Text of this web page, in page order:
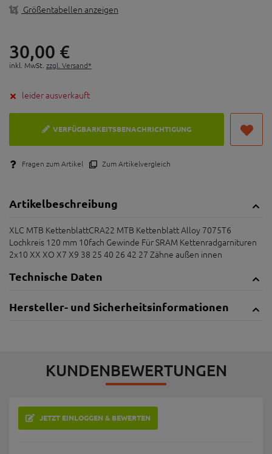
Größentabellen anzeigen
30,00 €
inkl. MwSt. zzgl. Versand*
leider ausverkauft
VERFÜGBARKEITSBENACHRICHTIGUNG
Fragen zum Artikel Zum Artikelvergleich
Artikelbeschreibung
XLC MTB KettenblattCRA22 MTB Kettenblatt Alloy 7075T6
Lochkreis 120 mm 10fach Gewinde Für SRAM Kettenradgarnituren
2x10 XX XO X7 X9 38 25 40 26 42 27 Zähne außen innen
Technische Daten
Hersteller- und Sicherheitsinformationen
KUNDENBEWERTUNGEN
JETZT EINLOGGEN & BEWERTEN